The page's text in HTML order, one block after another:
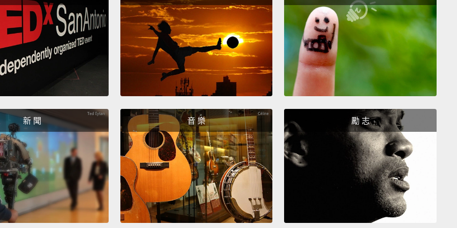
The instrument cluster is completely digital.
The large,
tree-dimensional display contains all the information
required by the driver and replaces the classic MMI
central display.
儀表組是完全數位化的。大的，3D的顯示器包含所有駕駛人需
要的資訊並且替換了經典的MMI中央顯示。
新 聞
音 樂 勵 志